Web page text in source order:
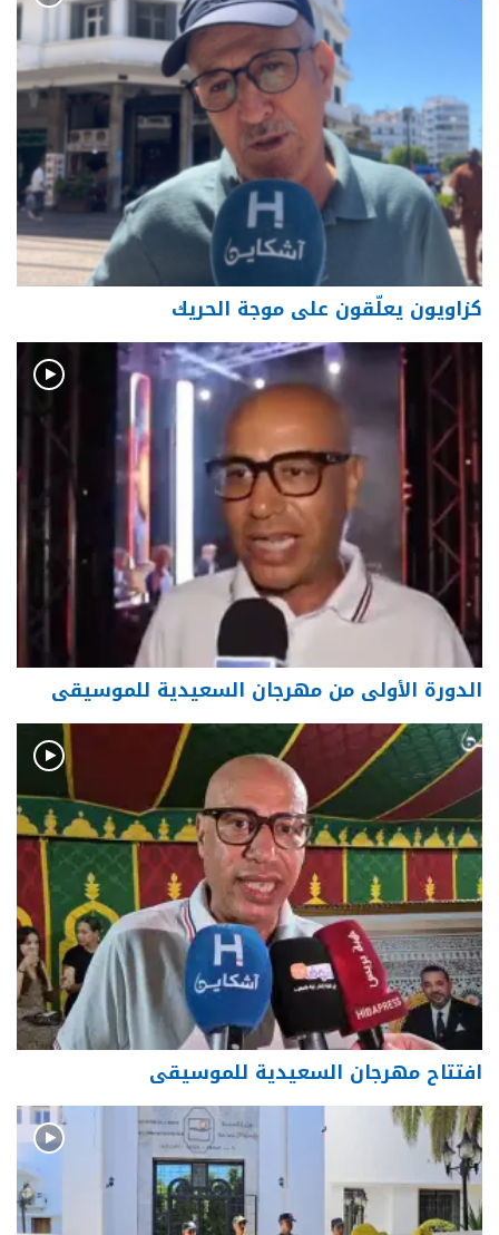
كزاويون يعلّقون على موجة الحريك
الدورة الأولى من مهرجان السعيدية للموسيقى
افتتاح مهرجان السعيدية للموسيقى